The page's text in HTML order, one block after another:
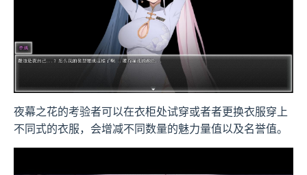
夜幕之花的考验者可以在衣柜处试穿或者者更换衣服穿上
不同式的衣服，会增减不同数量的魅力量值以及名誉值。